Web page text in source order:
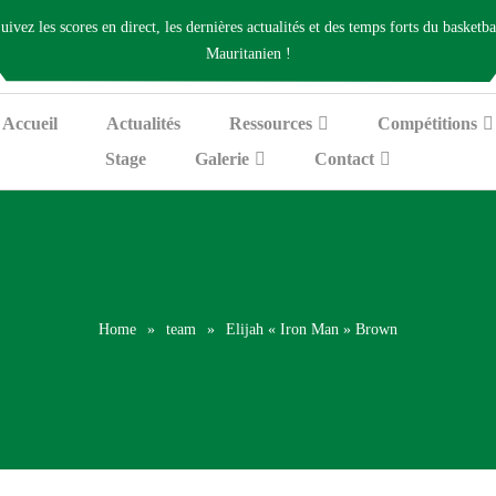
les scores en direct, les dernières actualités et des temps forts du
Mauritanien !
Accueil Actualités Ressources
Compétitions
Stage
Galerie Contact
Home » team » Elijah « Iron Man » Brown